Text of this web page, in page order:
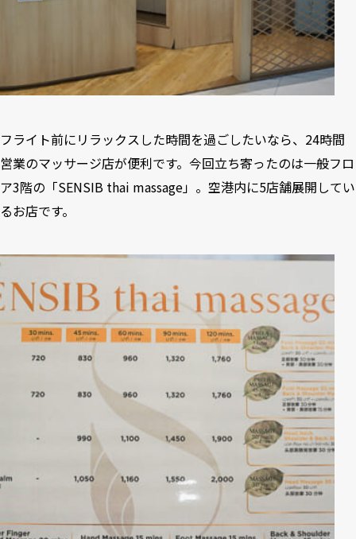
フライト前にリラックスした時間を過ごしたいなら、24時間
営業のマッサージ店が便利です。今回立ち寄ったのは一般フロ
ア3階の「SENSIB thai massage」。空港内に5店舗展開してい
るお店です。